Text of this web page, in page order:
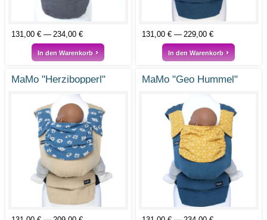
131,00 € 234,00 €
In den Warenkorb
131,00 € 229,00 €
In den Warenkorb
MaMo "Herzibopperl" MaMo "Geo Hummel"